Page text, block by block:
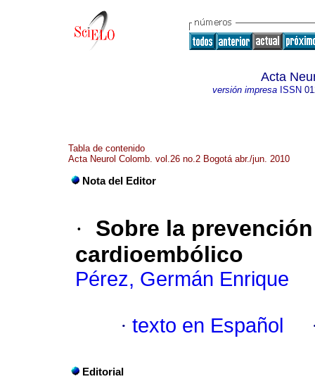
Acta
versión impresaISSN
Tabla de contenido
Acta Neurol Colomb. vol.26 no.2 Bogotá abr./jun. 2010
Nota del Editor
·
Sobre la
cardioembólico
Pérez, Germán Enrique
· texto en Español
Editorial